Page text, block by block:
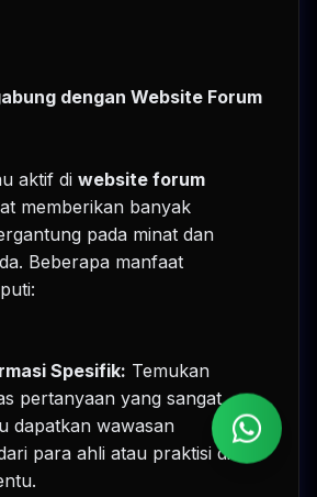
dengan Website Forum
aktif di website forum
memberikan banyak
pada minat dan
Beberapa manfaat
Spesifik: Temukan
pertanyaan yang sangat
dapatkan wawasan
para ahli atau praktisi di